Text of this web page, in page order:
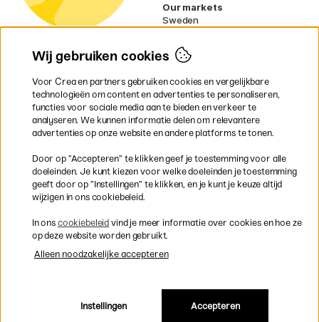
Our markets
Sweden
Denmark
Finland
Ireland
Germany
UK
EU
gelden voor volumineuze producten.
Snel en veilig met creditcard of iDEAL
Wij gebruiken cookies
Voor Crea en partners gebruiken cookies en vergelijkbare
technologieën om content en advertenties te personaliseren,
functies voor sociale media aan te bieden en verkeer te
analyseren. We kunnen informatie delen om relevantere
advertenties op onze website en andere platforms te tonen.
Door op ”Accepteren” te klikken geef je toestemming voor alle
doeleinden. Je kunt kiezen voor welke doeleinden je toestemming
geeft door op ”Instellingen” te klikken, en je kunt je keuze altijd
wijzigen in ons cookiebeleid.
In ons cookiebeleid vind je meer informatie over cookies en hoe ze
op deze website worden gebruikt.
Alleen noodzakelijke accepteren
Instellingen Accepteren